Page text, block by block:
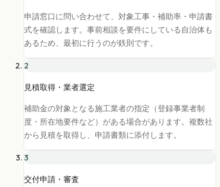
申請窓口に問い合わせて、対象工事・補助率・申請書
式を確認します。事前相談を要件にしている自治体も
あるため、最初に行うのが鉄則です。
2
見積取得・業者選定
補助金の対象となる施工業者の指定（登録事業者制
度・所在地要件など）がある場合があります。複数社
から見積を取得し、申請書類に添付します。
3
交付申請・審査